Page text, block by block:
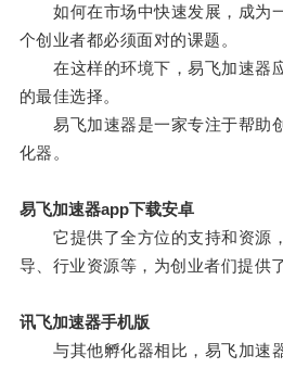
如何在市场中快速发展，成为
个创业者都必须面对的课题。
在这样的环境下，易飞加速器
的最佳选择。
易飞加速器是一家专注于帮助
化器。
易飞加速器app下载安卓
它提供了全方位的支持和资源
导、行业资源等，为创业者们提供
讯飞加速器手机版
与其他孵化器相比，易飞加速